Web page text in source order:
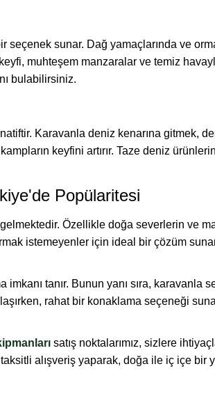
sunar. Dağ yamaçlarında ve
muhteşem manzaralar ve temiz
bulabilirsiniz.
Karavanla deniz kenarına gitmek,
keyfini artırır. Taze deniz
Popülaritesi
Özellikle doğa severlerin ve
istemeyenler için ideal bir çözüm
tanır. Bunun yanı sıra,
rahat bir konaklama seçeneği
satış noktalarımız, sizlere
alışveriş yaparak, doğa ile iç içe bir